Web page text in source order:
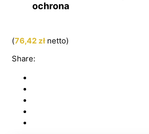
ochrona
(76,42 złnetto)
Share: